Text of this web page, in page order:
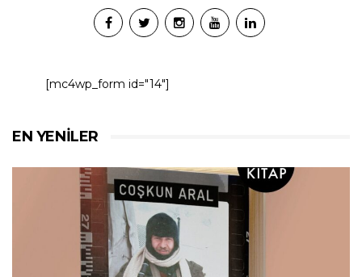
[mc4wp_form id="14"]
EN YENILER